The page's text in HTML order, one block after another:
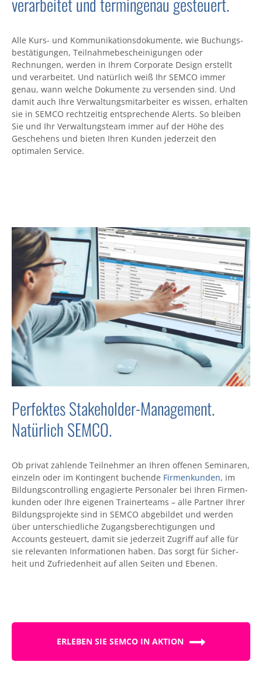
Alle Kurs- und Kommuni­kations­dokumente, wie Buchungs­
bestätigungen, Teilnahme­bescheini­gungen oder
Rechnungen, werden in Ihrem Corporate Design erstellt
und verar­beitet. Und natürlich weiß Ihr SEMCO immer
genau, wann welche Dokumente zu versenden sind. Und
damit auch Ihre Ver­waltungs­mitarbeiter es wissen, erhalten
sie in SEMCO recht­zeitig ent­sprechende Alerts. So bleiben
Sie und Ihr Verwaltungs­team immer auf der Höhe des
Geschehens und bieten Ihren Kunden jeder­zeit den
optimalen Service.
Perfektes Stakeholder-Management.
Natürlich SEMCO.
Ob privat zahlende Teil­nehmer an Ihren offenen Seminaren,
einzeln oder im Kontingent buchende Firmen­kunden, im
Bildungs­controlling engagierte Personaler bei Ihren Firmen­
kunden oder Ihre eigenen Trainer­teams – alle Partner Ihrer
Bildungs­projekte sind in SEMCO abgebildet und werden
über unterschiedliche Zugangs­berechti­gungen und
Accounts gesteuert, damit sie jederzeit Zugriff auf alle für
sie relevanten Informationen haben. Das sorgt für Sicher­
heit und Zufrieden­heit auf allen Seiten und Ebenen.
ERLEBEN SIE SEMCO IN AKTION